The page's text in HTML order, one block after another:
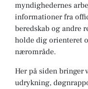
myndighedernes
informationer fra
beredskab og andre
holde dig orienteret
nærområde.
Her på siden bringer
udrykning,